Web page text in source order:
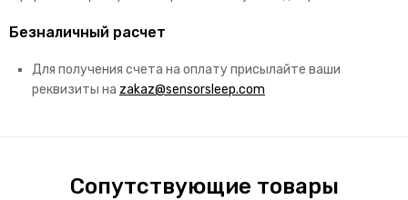
Безналичный расчет
Для получения счета на оплату присылайте ваши
реквизиты на zakaz@sensorsleep.com
Сопутствующие товары